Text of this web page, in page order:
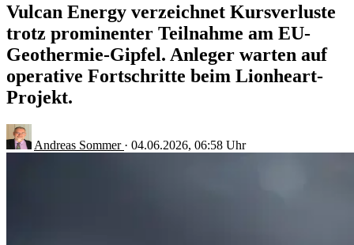
Vulcan Energy verzeichnet Kursverluste
trotz prominenter Teilnahme am EU-
Geothermie-Gipfel. Anleger warten auf
operative Fortschritte beim Lionheart-
Projekt.
Andreas Sommer · 04.06.2026, 06:58 Uhr